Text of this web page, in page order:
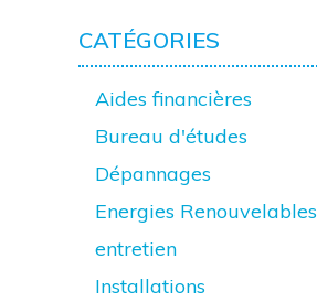
CATÉGORIES
Aides financières
Bureau d'études
Dépannages
Energies Renouvelables
entretien
Installations